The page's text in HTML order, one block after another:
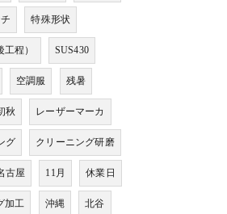
特殊形状
程） SUS430
空調服 残暑
秋 レーザーマーカ
グ クリーニング研磨
古屋 11月 休業日
加工 沖縄 北谷